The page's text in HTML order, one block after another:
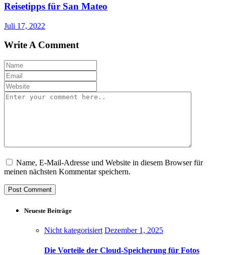
Reisetipps für San Mateo
Juli 17, 2022
Write A Comment
Name, E-Mail-Adresse und Website in diesem Browser für
meinen nächsten Kommentar speichern.
Neueste Beiträge
Nicht kategorisiert Dezember 1, 2025
Die Vorteile der Cloud-Speicherung für Fotos